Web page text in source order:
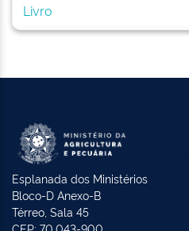
Livro
Esplanada dos Ministérios
Bloco-D Anexo-B
Térreo, Sala 45